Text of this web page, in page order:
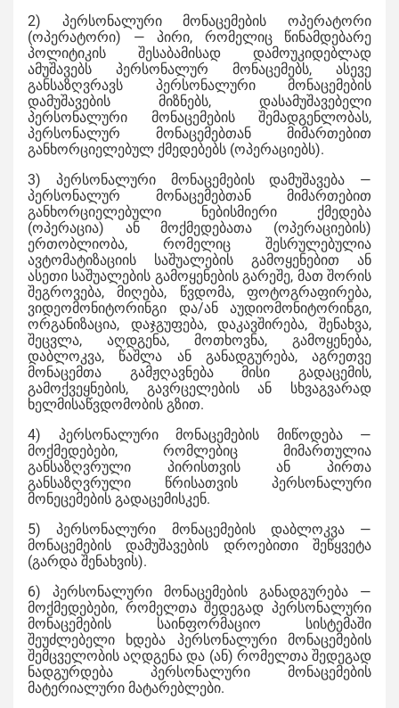
2) პერსონალური მონაცემების ოპერატორი
(ოპერატორი) — პირი, რომელიც წინამდებარე
პოლიტიკის შესაბამისად დამოუკიდებლად
ამუშავებს პერსონალურ მონაცემებს, ასევე
განსაზღვრავს პერსონალური მონაცემების
დამუშავების მიზნებს, დასამუშავებელი
პერსონალური მონაცემების შემადგენლობას,
პერსონალურ მონაცემებთან მიმართებით
განხორციელებულ ქმედებებს (ოპერაციებს).
3) პერსონალური მონაცემების დამუშავება —
პერსონალურ მონაცემებთან მიმართებით
განხორციელებული ნებისმიერი ქმედება
(ოპერაცია) ან მოქმედებათა (ოპერაციების)
ერთობლიობა, რომელიც შესრულებულია
ავტომატიზაციის საშუალების გამოყენებით ან
ასეთი საშუალების გამოყენების გარეშე, მათ შორის
შეგროვება, მიღება, წვდომა, ფოტოგრაფირება,
ვიდეომონიტორინგი და/ან აუდიომონიტორინგი,
ორგანიზაცია, დაჯგუფება, დაკავშირება, შენახვა,
შეცვლა, აღდგენა, მოთხოვნა, გამოყენება,
დაბლოკვა, წაშლა ან განადგურება, აგრეთვე
მონაცემთა გამჟღავნება მისი გადაცემის,
გამოქვეყნების, გავრცელების ან სხვაგვარად
ხელმისაწვდომობის გზით.
4) პერსონალური მონაცემების მიწოდება —
მოქმედებები, რომლებიც მიმართულია
განსაზღვრული პირისთვის ან პირთა
განსაზღვრული წრისათვის პერსონალური
მონეცემების გადაცემისკენ.
5) პერსონალური მონაცემების დაბლოკვა —
მონაცემების დამუშავების დროებითი შეწყვეტა
(გარდა შენახვის).
6) პერსონალური მონაცემების განადგურება —
მოქმედებები, რომელთა შედეგად პერსონალური
მონაცემების საინფორმაციო სისტემაში
შეუძლებელი ხდება პერსონალური მონაცემების
შემცველობის აღდგენა და (ან) რომელთა შედეგად
ნადგურდება პერსონალური მონაცემების
მატერიალური მატარებლები.